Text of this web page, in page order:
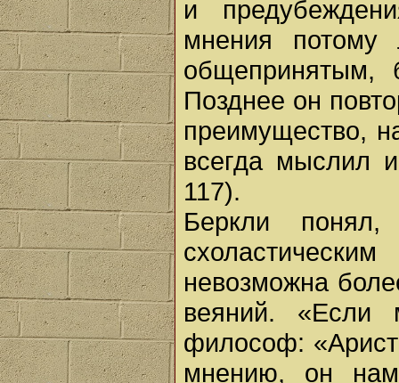
и
мнения потому
общепринятым,
Позднее он
преимущество,
всегда мыслил
117).
Беркли
невозможна
веяний. «Если
философ:
мнению, он